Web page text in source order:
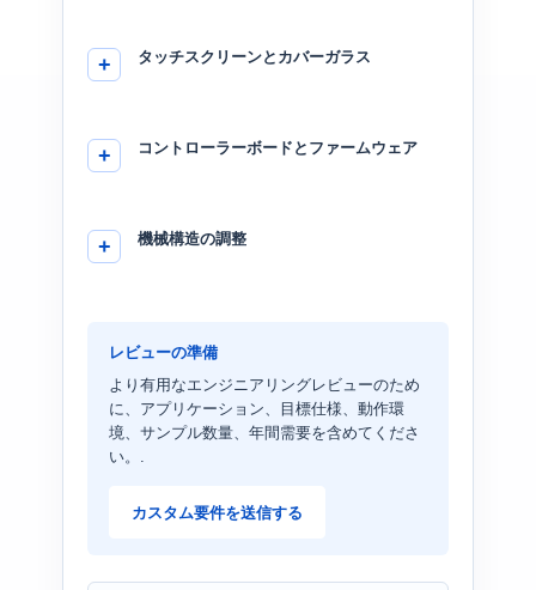
タッチスクリーンとカバーガラス
コントローラーボードとファームウェア
機械構造の調整
レビューの準備
より有用なエンジニアリングレビューのため
に、アプリケーション、目標仕様、動作環
境、サンプル数量、年間需要を含めてくださ
い。.
カスタム要件を送信する